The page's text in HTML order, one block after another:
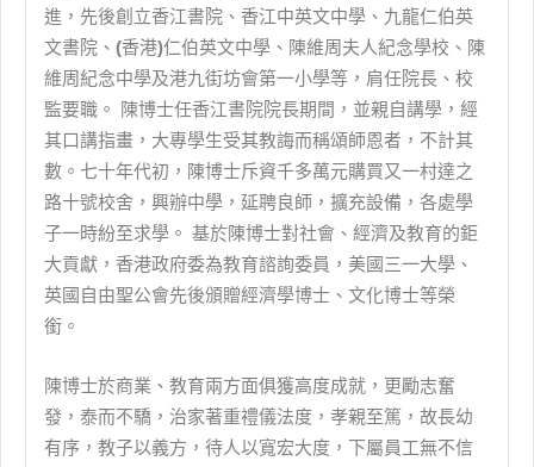
進，先後創立香江書院、香江中英文中學、九龍仁伯英
文書院、 (香港)仁伯英文中學、陳維周夫人紀念學校、陳
維周紀念中學及港九街坊會第一小學等，肩任院長、校
監要職。 陳博士任香江書院院長期間，並親自講學，經
其口講指畫，大專學生受其教誨而稱頌師恩者，不計其
數。七十年代初，陳博士斥資千多萬元購買又一村達之
路十號校舍，興辦中學，延聘良師，擴充設備，各處學
子一時紛至求學。 基於陳博士對社會、經濟及教育的鉅
大貢獻，香港政府委為教育諮詢委員，美國三一大學、
英國自由聖公會先後頒贈經濟學博士、文化博士等榮
銜。
陳博士於商業、教育兩方面俱獲高度成就，更勵志奮
發，泰而不驕，治家著重禮儀法度，孝親至篤，故長幼
有序，教子以義方，待人以寬宏大度，下屬員工無不信